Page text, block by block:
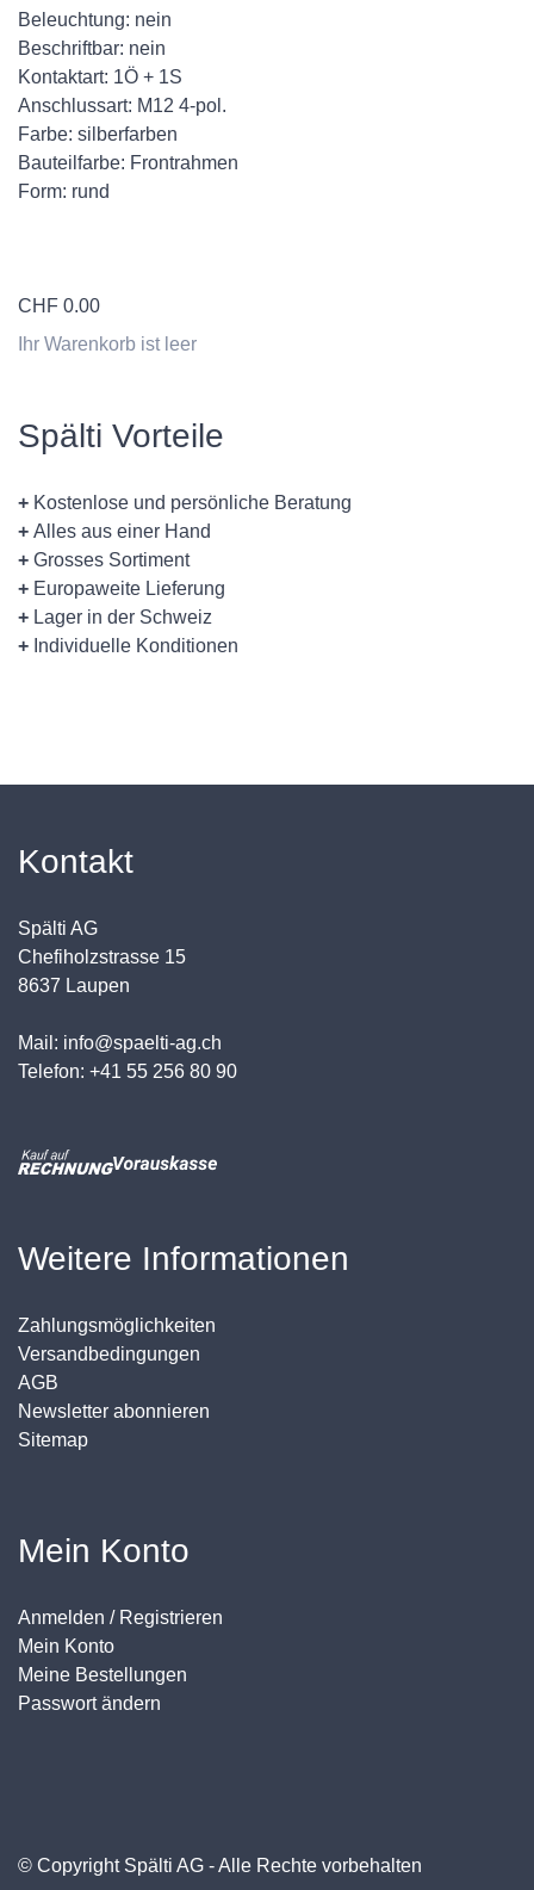
Beleuchtung: nein
Beschriftbar: nein
Kontaktart: 1Ö + 1S
Anschlussart: M12 4-pol.
Farbe: silberfarben
Bauteilfarbe: Frontrahmen
Form: rund
CHF 0.00
Ihr Warenkorb ist leer
Spälti Vorteile
+ Kostenlose und persönliche Beratung
+ Alles aus einer Hand
+ Grosses Sortiment
+ Europaweite Lieferung
+ Lager in der Schweiz
+ Individuelle Konditionen
Kontakt
Spälti AG
Chefiholzstrasse 15
8637 Laupen
Mail: info@spaelti-ag.ch
Telefon: +41 55 256 80 90
Weitere Informationen
Zahlungsmöglichkeiten
Versandbedingungen
AGB
Newsletter abonnieren
Sitemap
Mein Konto
Anmelden / Registrieren
Mein Konto
Meine Bestellungen
Passwort ändern
© Copyright Spälti AG - Alle Rechte vorbehalten